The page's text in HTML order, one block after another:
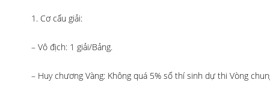
1. Cơ cấu giải:
– Vô địch: 1 giải/Bảng.
– Huy chương Vàng: Không quá 5% số thí sinh dự thi Vòng